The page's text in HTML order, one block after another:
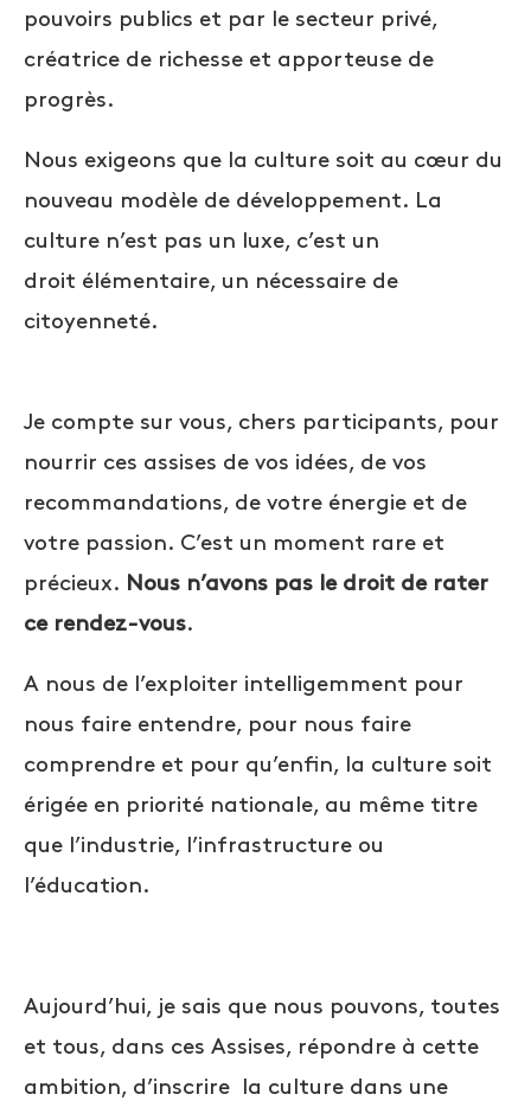
pouvoirs publics et par le secteur privé,
créatrice de richesse et apporteuse de
progrès.
Nous exigeons que la culture soit au cœur du
nouveau modèle de développement. La
culture n’est pas un luxe, c’est un
droit élémentaire, un nécessaire de
citoyenneté.
Je compte sur vous, chers participants, pour
nourrir ces assises de vos idées, de vos
recommandations, de votre énergie et de
votre passion. C’est un moment rare et
précieux. Nous n’avons pas le droit de rater
ce rendez-vous.
A nous de l’exploiter intelligemment pour
nous faire entendre, pour nous faire
comprendre et pour qu’enfin, la culture soit
érigée en priorité nationale, au même titre
que l’industrie, l’infrastructure ou
l’éducation.
Aujourd’hui, je sais que nous pouvons, toutes
et tous, dans ces Assises, répondre à cette
ambition, d’inscrire la culture dans une